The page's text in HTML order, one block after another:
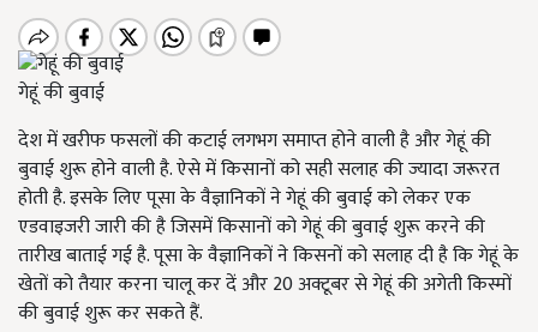
गेहूं की बुवाई
देश में खरीफ फसलों की कटाई लगभग समाप्त होने वाली है और गेहूं की
बुवाई शुरू होने वाली है. ऐसे में किसानों को सही सलाह की ज्यादा जरूरत
होती है. इसके लिए पूसा के वैज्ञानिकों ने गेहूं की बुवाई को लेकर एक
एडवाइजरी जारी की है जिसमें किसानों को गेहूं की बुवाई शुरू करने की
तारीख बाताई गई है. पूसा के वैज्ञानिकों ने किसनों को सलाह दी है कि गेहूं के
खेतों को तैयार करना चालू कर दें और 20 अक्टूबर से गेहूं की अगेती किस्मों
की बुवाई शुरू कर सकते हैं.